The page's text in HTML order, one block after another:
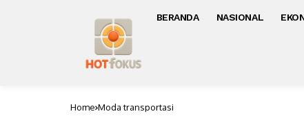
BERANDA NASIONAL
Home Moda transportasi